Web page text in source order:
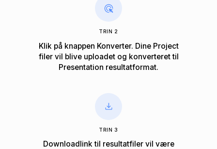
TRIN 2
Klik på knappen Konverter. Dine Project
filer vil blive uploadet og konverteret til
Presentation ​​resultatformat.
TRIN 3
Downloadlink til resultatfiler vil være